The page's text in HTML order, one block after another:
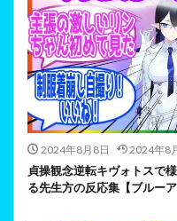
2024年8月8日 2024年8
貞操観念逆転キヴォトスで
る先生方の反応集【ブルー